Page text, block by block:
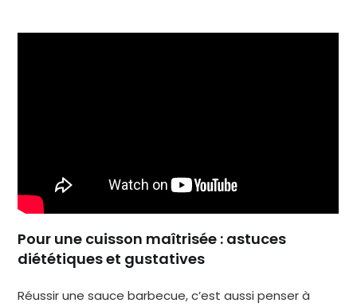
Pour une cuisson maîtrisée : astuces
diététiques et gustatives
Réussir une sauce barbecue, c’est aussi penser à